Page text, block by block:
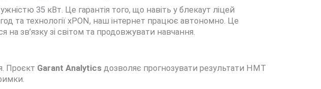
35 кВт. Це гарантія того, що навіть у блекаут ліцей
та технології xPON, наш інтернет працює автономно. Це
зв’язку зі світом та продовжувати навчання.
Проєкт Garant Analytics дозволяє прогнозувати результати НМТ